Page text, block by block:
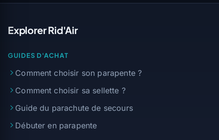
Explorer Rid'Air
GUIDES D'ACHAT
Comment choisir son parapente ?
Comment choisir sa sellette ?
Guide du parachute de secours
Débuter en parapente